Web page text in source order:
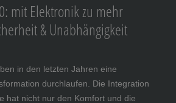
mit Elektronik zu mehr
& Unabhängigkeit
in den letzten Jahren eine
durchlaufen. Die Integration
hat nicht nur den Komfort und die